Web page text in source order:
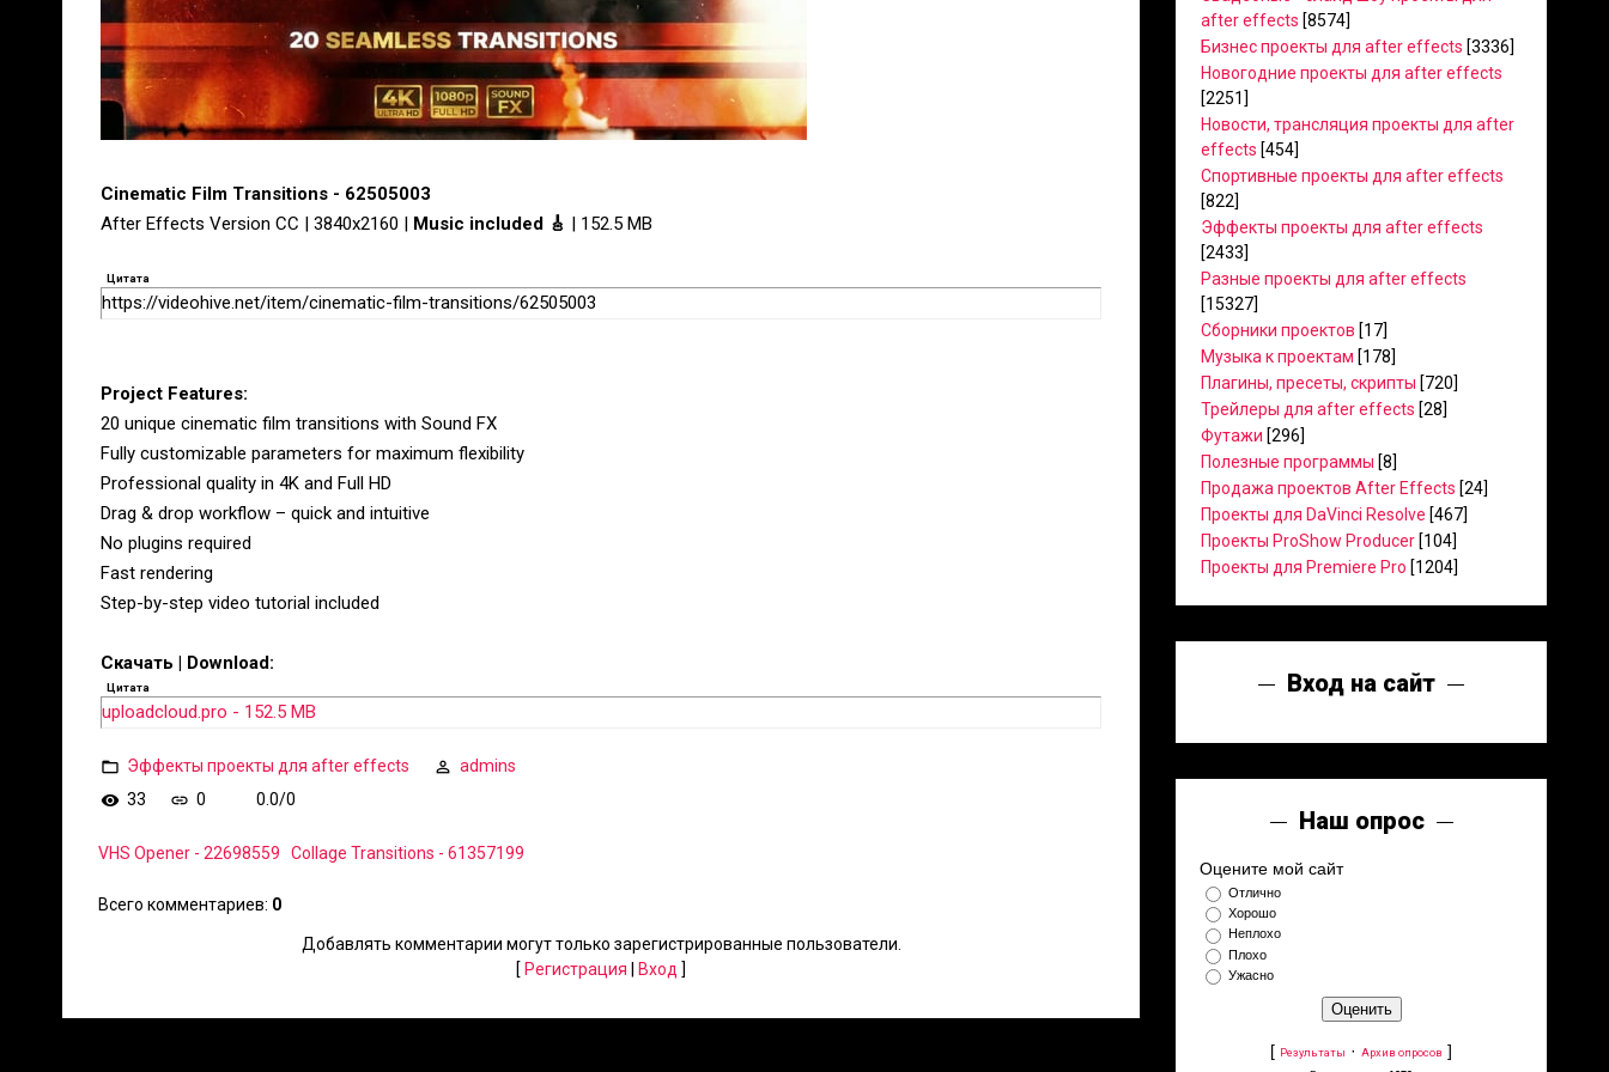
Cinematic Film Transitions - 62505003
After Effects Version CC | 3840x2160 | Music included 🎸 | 152.5 MB
Цитата
https://videohive.net/item/cinematic-film-transitions/62505003
Project Features:
20 unique cinematic film transitions with Sound FX
Fully customizable parameters for maximum flexibility
Professional quality in 4K and Full HD
Drag & drop workflow – quick and intuitive
No plugins required
Fast rendering
Step-by-step video tutorial included
Скачать | Download:
Цитата
uploadcloud.pro - 152.5 MB
Эффекты проекты для after effects
admins
33
0 0.0/0
VHS Opener - 22698559 Collage Transitions - 61357199
Всего комментариев: 0
Добавлять комментарии могут только зарегистрированные пользователи.
[ Регистрация Вход ]
after effects [8574]
Бизнес проекты для after effects [3336]
Новогодние проекты для after effects
[2251]
Новости, трансляция проекты для after
effects [454]
Спортивные проекты для after effects
[822]
Эффекты проекты для after effects
[2433]
Разные проекты для after effects
[15327]
Сборники проектов [17]
Музыка к проектам [178]
Плагины, пресеты, скрипты [720]
Трейлеры для after effects [28]
Футажи [296]
Полезные программы [8]
Продажа проектов After Effects [24]
Проекты для DaVinci Resolve [467]
Проекты ProShow Producer [104]
Проекты для Premiere Pro [1204]
Вход на сайт
Наш опрос
Оцените мой сайт
Отлично
Хорошо
Неплохо
Плохо
Ужасно
[ Результаты · Архив опросов ]